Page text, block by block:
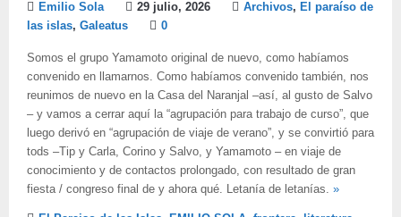
Emilio Sola 29 julio, 2026 Archivos, El paraíso de
las islas, Galeatus 0
Somos el grupo Yamamoto original de nuevo, como habíamos
convenido en llamarnos. Como habíamos convenido también, nos
reunimos de nuevo en la Casa del Naranjal –así, al gusto de Salvo
– y vamos a cerrar aquí la “agrupación para trabajo de curso”, que
luego derivó en “agrupación de viaje de verano”, y se convirtió para
tods –Tip y Carla, Corino y Salvo, y Yamamoto – en viaje de
conocimiento y de contactos prolongado, con resultado de gran
fiesta / congreso final de y ahora qué. Letanía de letanías. »